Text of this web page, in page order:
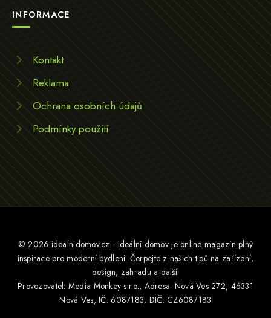
INFORMACE
Kontakt
Reklama
Ochrana osobních údajů
Podmínky použití
© 2026 idealnidomov.cz - Ideální domov je online magazín plný
inspirace pro moderní bydlení. Čerpejte z našich tipů na zařízení,
design, zahradu a další.
Provozovatel: Media Monkey s.r.o., Adresa: Nová Ves 272, 46331
Nová Ves, IČ: 6087183, DIČ: CZ6087183